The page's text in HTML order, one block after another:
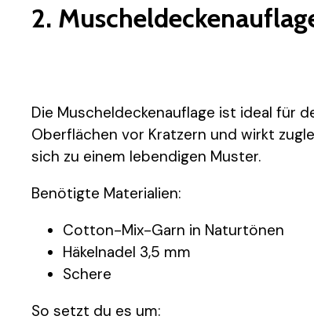
2.
Die Muscheldeckenauflage ist ideal für
Oberflächen vor Kratzern und wirkt
sich zu einem lebendigen Muster.
Benötigte Materialien:
Cotton-Mix-Garn in Naturtönen
Häkelnadel 3,5 mm
Schere
So setzt du es um: